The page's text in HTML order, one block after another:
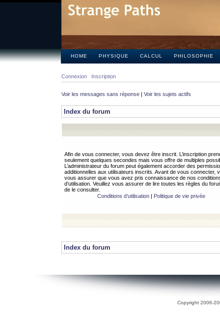
HOME PHYSIQUE CALCUL PHILOSOPHIE
Connexion Inscription
Voir les messages sans réponse | Voir les sujets actifs
Index du forum
Afin de vous connecter, vous devez être inscrit. L’inscription
seulement quelques secondes mais vous offre de multiples
L’administrateur du forum peut également accorder des
additionnelles aux utilisateurs inscrits. Avant de vous connecter,
vous assurer que vous avez pris connaissance de nos
d’utilisation. Veuillez vous assurer de lire toutes les règles du
de le consulter.
Conditions d’utilisation| Politique de vie privée
Index du forum
Copyright 2006-